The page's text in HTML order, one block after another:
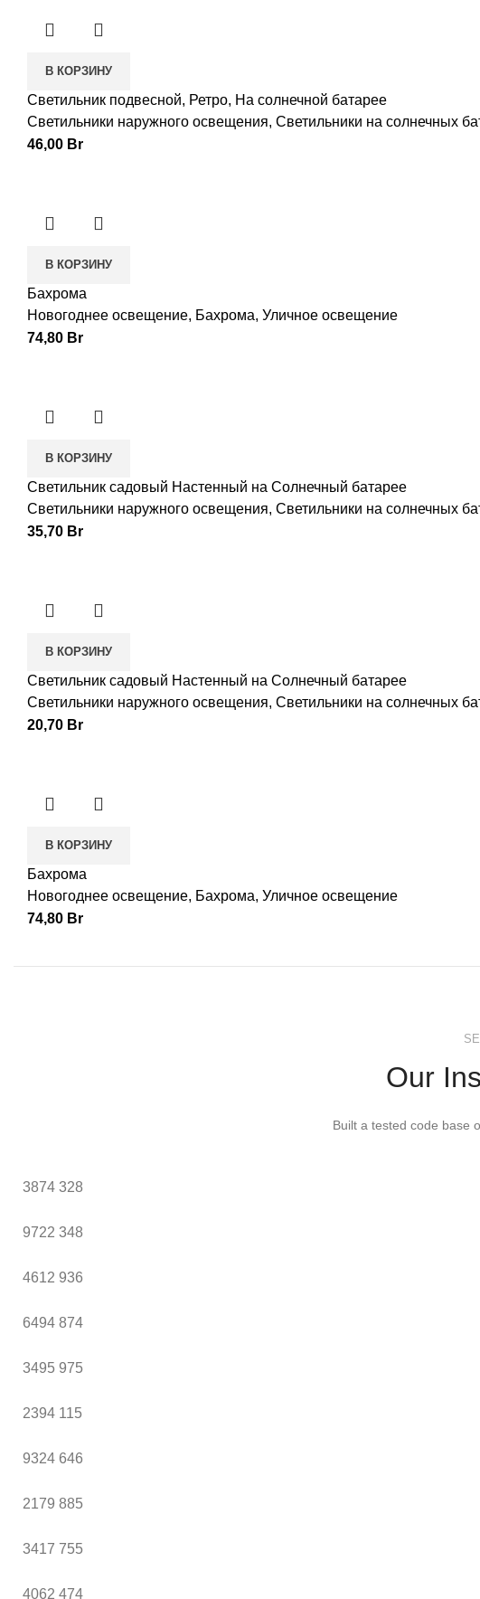
В КОРЗИНУ
Светильник подвесной, Ретро, На солнечной батарее
Светильники наружного освещения, Светильники на солнечных
46,00 Br
В КОРЗИНУ
Бахрома
Новогоднее освещение, Бахрома, Уличное освещение
74,80 Br
В КОРЗИНУ
Светильник садовый Настенный на Солнечный батарее
Светильники наружного освещения, Светильники на солнечных
35,70 Br
В КОРЗИНУ
Светильник садовый Настенный на Солнечный батарее
Светильники наружного освещения, Светильники на солнечных
20,70 Br
В КОРЗИНУ
Бахрома
Новогоднее освещение, Бахрома, Уличное освещение
74,80 Br
Our
Built a tested code base
3874 328
9722 348
4612 936
6494 874
3495 975
2394 115
9324 646
2179 885
3417 755
4062 474